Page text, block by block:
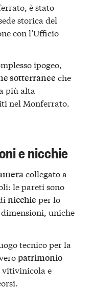
è stato
storica del
con l’Ufficio
ipogeo,
sotterranee che
più alta
nel Monferrato.
e nicchie
collegato a
le pareti sono
nicchie per lo
uniche
tecnico per la
patrimonio
vitivinicola e